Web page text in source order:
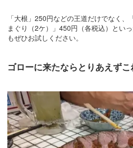
「大根」250円などの王道だけでなく
まぐり（2ケ）」450円（各税込）とい
もぜひお試しください。
ゴローに来たならとりあえずこ